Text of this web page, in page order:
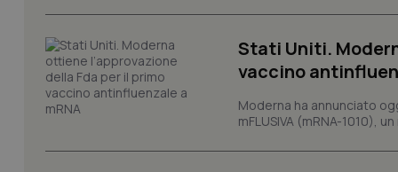
Stati Uniti.
vaccino
Moderna ha annunciato
mFLUSIVA (mRNA-1010),
_ga_KM60CM4NPH